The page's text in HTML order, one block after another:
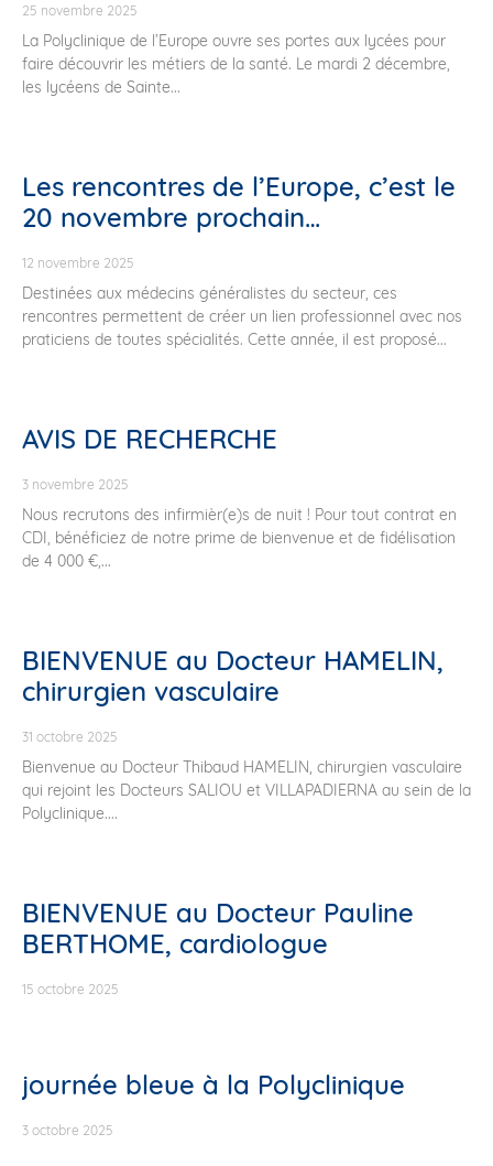
25 novembre 2025
La Polyclinique de l’Europe ouvre ses portes aux lycées pour
faire découvrir les métiers de la santé. Le mardi 2 décembre,
les lycéens de Sainte...
Les rencontres de l’Europe, c’est le
20 novembre prochain…
12 novembre 2025
Destinées aux médecins généralistes du secteur, ces
rencontres permettent de créer un lien professionnel avec nos
praticiens de toutes spécialités. Cette année, il est proposé...
AVIS DE RECHERCHE
3 novembre 2025
Nous recrutons des infirmièr(e)s de nuit ! Pour tout contrat en
CDI, bénéficiez de notre prime de bienvenue et de fidélisation
de 4 000 €,...
BIENVENUE au Docteur HAMELIN,
chirurgien vasculaire
31 octobre 2025
Bienvenue au Docteur Thibaud HAMELIN, chirurgien vasculaire
qui rejoint les Docteurs SALIOU et VILLAPADIERNA au sein de la
Polyclinique....
BIENVENUE au Docteur Pauline
BERTHOME, cardiologue
15 octobre 2025
journée bleue à la Polyclinique
3 octobre 2025